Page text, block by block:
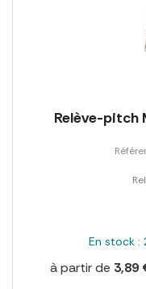
Relève-pitch
En stock :
à partir de 3,89